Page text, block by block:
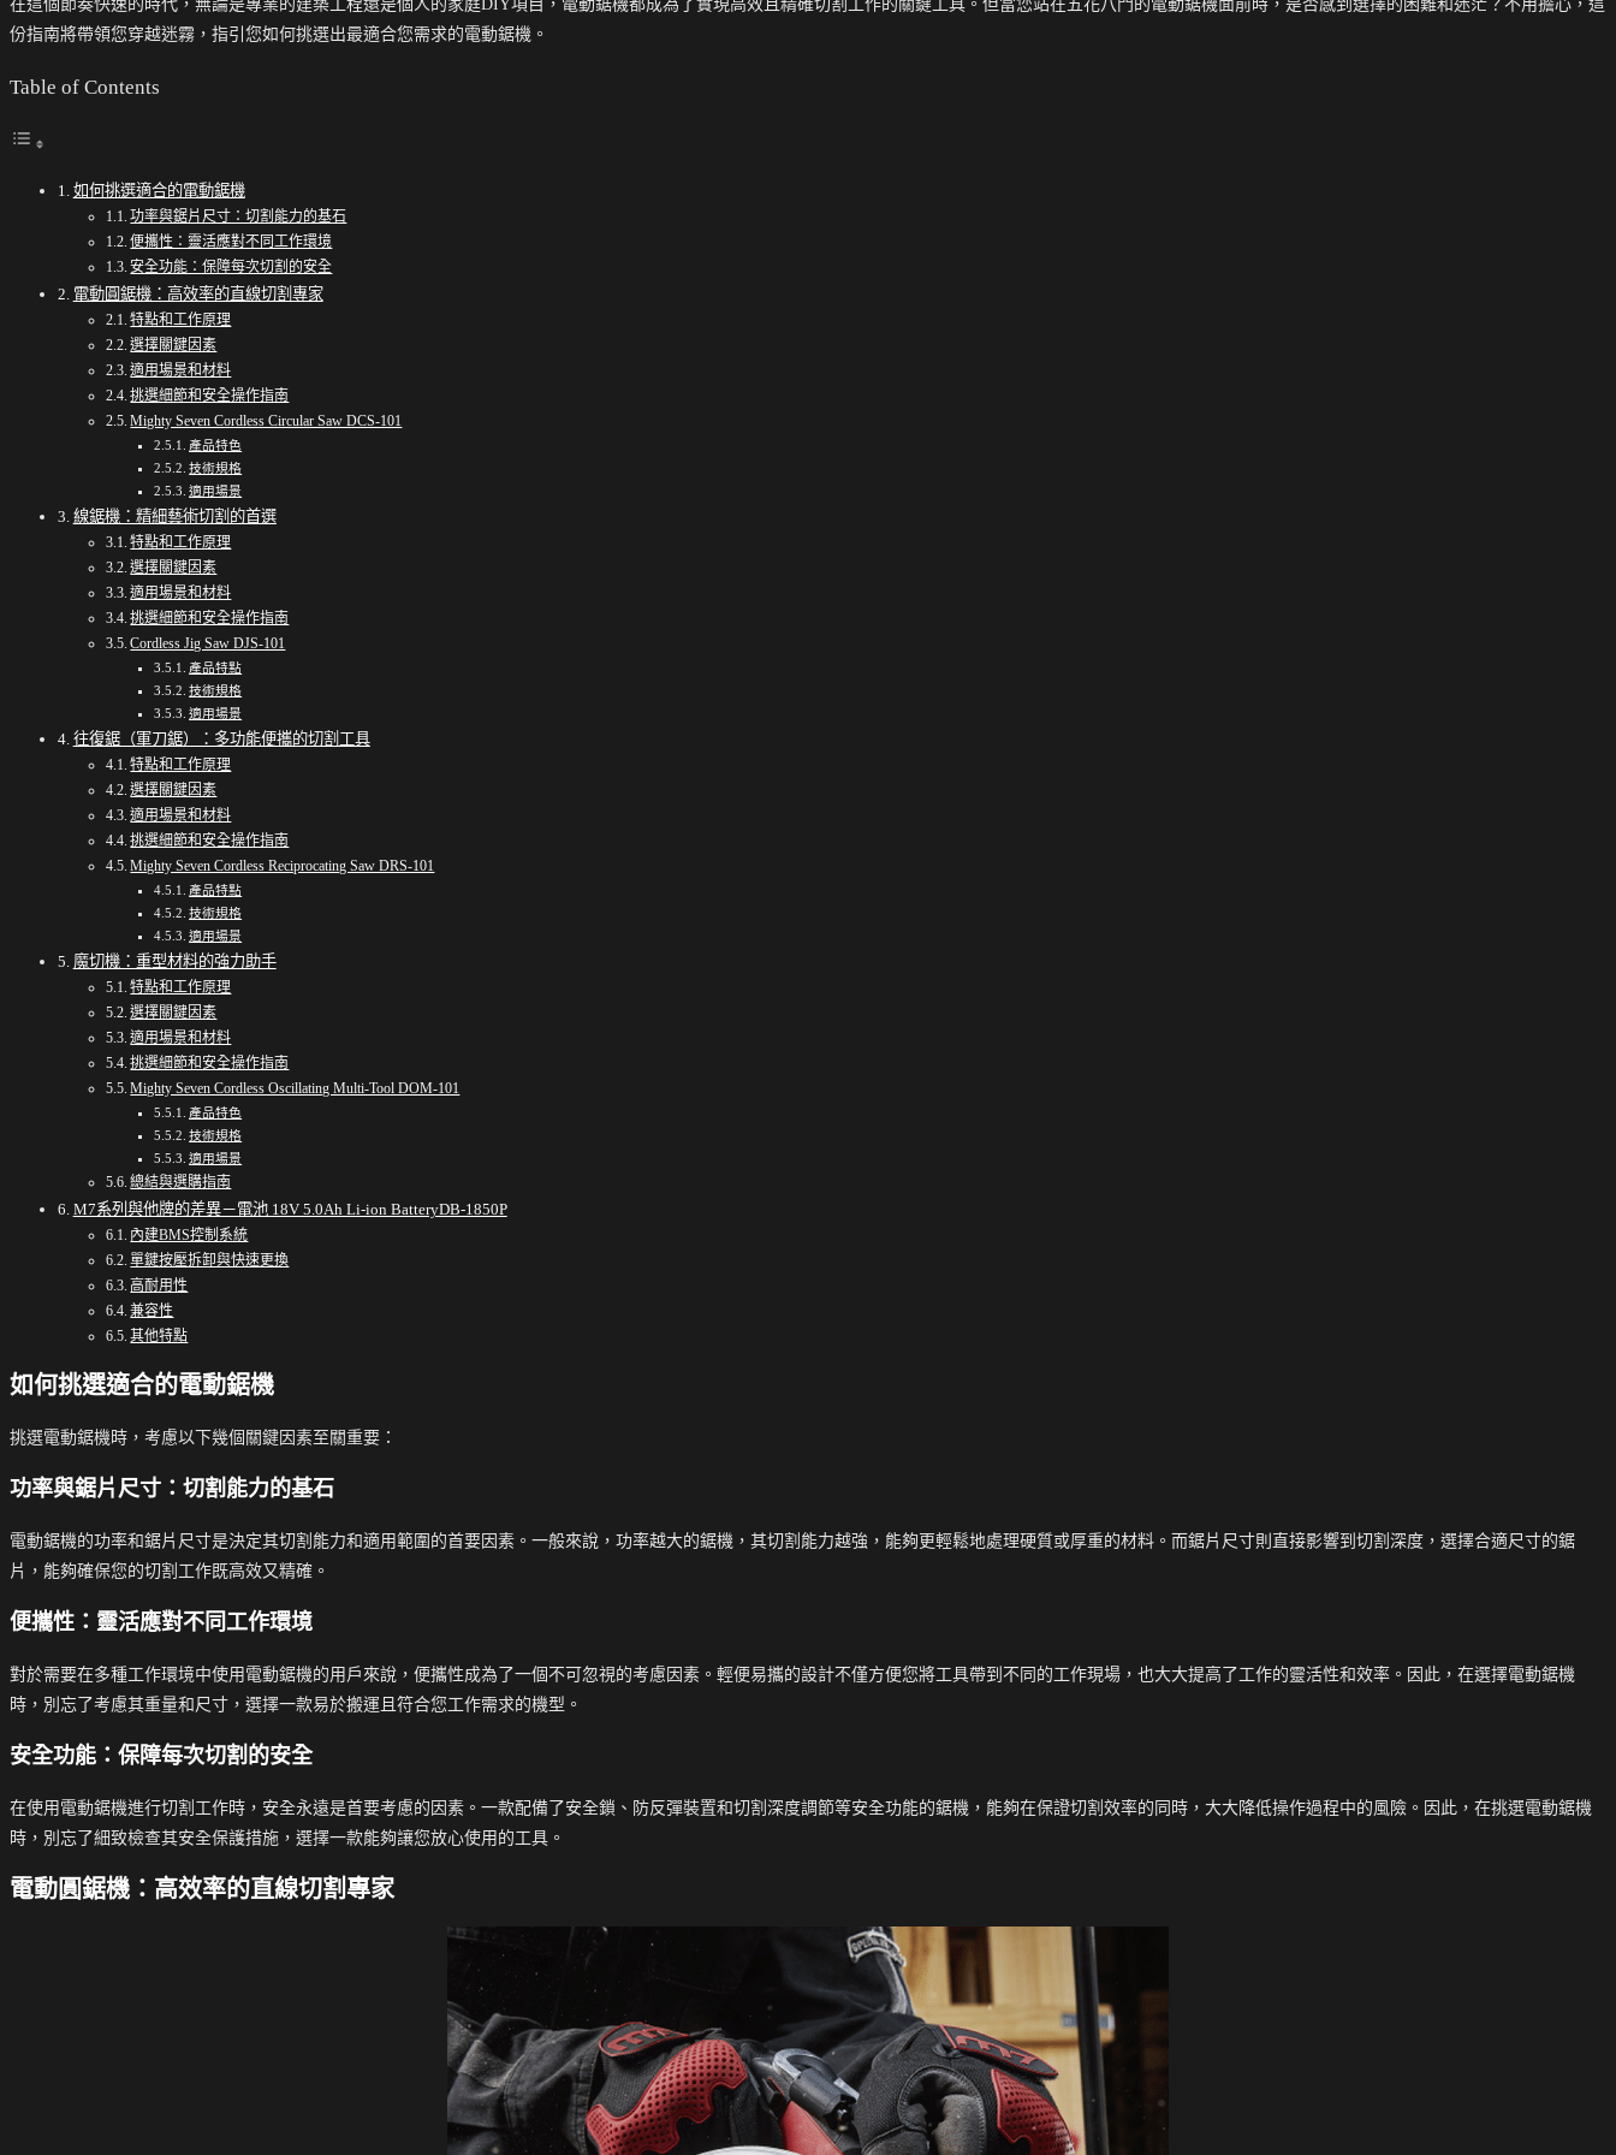
在這個節奏快速的時代，無論是專業的建築工程還是個人的家庭DIY項目，電動鋸機都成為了實現高效且精確切割工作的關鍵工具。但當您站在五花八門的電動鋸機面前時，是否感到選擇的困難和迷茫？不用擔心，這
份指南將帶領您穿越迷霧，指引您如何挑選出最適合您需求的電動鋸機。
Table of Contents
如何挑選適合的電動鋸機
功率與鋸片尺寸：切割能力的基石
便攜性：靈活應對不同工作環境
安全功能：保障每次切割的安全
電動圓鋸機：高效率的直線切割專家
特點和工作原理
選擇關鍵因素
適用場景和材料
挑選細節和安全操作指南
Mighty Seven Cordless Circular Saw DCS-101
產品特色
技術規格
適用場景
線鋸機：精細藝術切割的首選
特點和工作原理
選擇關鍵因素
適用場景和材料
挑選細節和安全操作指南
Cordless Jig Saw DJS-101
產品特點
技術規格
適用場景
往復鋸（軍刀鋸）：多功能便攜的切割工具
特點和工作原理
選擇關鍵因素
適用場景和材料
挑選細節和安全操作指南
Mighty Seven Cordless Reciprocating Saw DRS-101
產品特點
技術規格
適用場景
魔切機：重型材料的強力助手
特點和工作原理
選擇關鍵因素
適用場景和材料
挑選細節和安全操作指南
Mighty Seven Cordless Oscillating Multi-Tool DOM-101
產品特色
技術規格
適用場景
總結與選購指南
M7系列與他牌的差異－電池 18V 5.0Ah Li-ion BatteryDB-1850P
內建BMS控制系統
單鍵按壓拆卸與快速更換
高耐用性
兼容性
其他特點
如何挑選適合的電動鋸機
挑選電動鋸機時，考慮以下幾個關鍵因素至關重要：
功率與鋸片尺寸：切割能力的基石
電動鋸機的功率和鋸片尺寸是決定其切割能力和適用範圍的首要因素。一般來說，功率越大的鋸機，其切割能力越強，能夠更輕鬆地處理硬質或厚重的材料。而鋸片尺寸則直接影響到切割深度，選擇合適尺寸的鋸
片，能夠確保您的切割工作既高效又精確。
便攜性：靈活應對不同工作環境
對於需要在多種工作環境中使用電動鋸機的用戶來說，便攜性成為了一個不可忽視的考慮因素。輕便易攜的設計不僅方便您將工具帶到不同的工作現場，也大大提高了工作的靈活性和效率。因此，在選擇電動鋸機
時，別忘了考慮其重量和尺寸，選擇一款易於搬運且符合您工作需求的機型。
安全功能：保障每次切割的安全
在使用電動鋸機進行切割工作時，安全永遠是首要考慮的因素。一款配備了安全鎖、防反彈裝置和切割深度調節等安全功能的鋸機，能夠在保證切割效率的同時，大大降低操作過程中的風險。因此，在挑選電動鋸機
時，別忘了細致檢查其安全保護措施，選擇一款能夠讓您放心使用的工具。
電動圓鋸機：高效率的直線切割專家